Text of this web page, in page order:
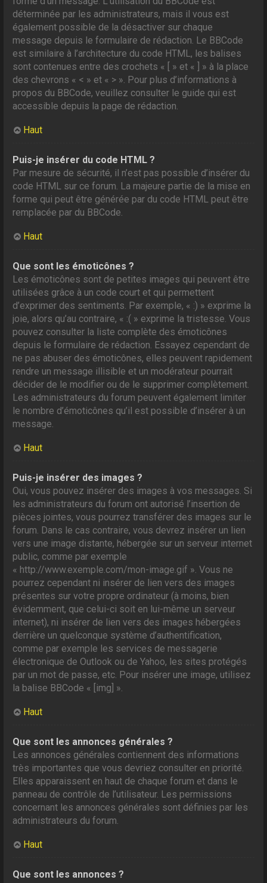
déterminée par les administrateurs, mais il vous est
également possible de la désactiver sur chaque
message depuis le formulaire de rédaction. Le BBCode
est similaire à l’architecture du code HTML, les balises
sont contenues entre des crochets « [ » et « ] » à la place
des chevrons « < » et « > ». Pour plus d’informations à
propos du BBCode, veuillez consulter le guide qui est
accessible depuis la page de rédaction.
Haut
Puis-je insérer du code HTML ?
Par mesure de sécurité, il n’est pas possible d’insérer du
code HTML sur ce forum. La majeure partie de la mise en
forme qui peut être générée par du code HTML peut être
remplacée par du BBCode.
Haut
Que sont les émoticônes ?
Les émoticônes sont de petites images qui peuvent être
utilisées grâce à un code court et qui permettent
d’exprimer des sentiments. Par exemple, « :) » exprime la
joie, alors qu’au contraire, « :( » exprime la tristesse. Vous
pouvez consulter la liste complète des émoticônes
depuis le formulaire de rédaction. Essayez cependant de
ne pas abuser des émoticônes, elles peuvent rapidement
rendre un message illisible et un modérateur pourrait
décider de le modifier ou de le supprimer complètement.
Les administrateurs du forum peuvent également limiter
le nombre d’émoticônes qu’il est possible d’insérer à un
message.
Haut
Puis-je insérer des images ?
Oui, vous pouvez insérer des images à vos messages. Si
les administrateurs du forum ont autorisé l’insertion de
pièces jointes, vous pourrez transférer des images sur le
forum. Dans le cas contraire, vous devrez insérer un lien
vers une image distante, hébergée sur un serveur internet
public, comme par exemple
« http://www.exemple.com/mon-image.gif ». Vous ne
pourrez cependant ni insérer de lien vers des images
présentes sur votre propre ordinateur (à moins, bien
évidemment, que celui-ci soit en lui-même un serveur
internet), ni insérer de lien vers des images hébergées
derrière un quelconque système d’authentification,
comme par exemple les services de messagerie
électronique de Outlook ou de Yahoo, les sites protégés
par un mot de passe, etc. Pour insérer une image, utilisez
la balise BBCode « [img] ».
Haut
Que sont les annonces générales ?
Les annonces générales contiennent des informations
très importantes que vous devriez consulter en priorité.
Elles apparaissent en haut de chaque forum et dans le
panneau de contrôle de l’utilisateur. Les permissions
concernant les annonces générales sont définies par les
administrateurs du forum.
Haut
Que sont les annonces ?